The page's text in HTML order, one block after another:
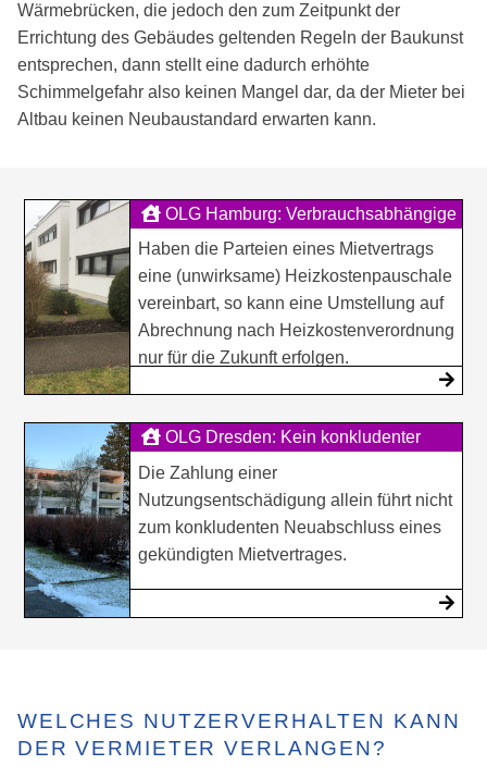
Wärmebrücken, die jedoch den zum Zeitpunkt der
Errichtung des Gebäudes geltenden Regeln der Baukunst
entsprechen, dann stellt eine dadurch erhöhte
Schimmelgefahr also keinen Mangel dar, da der Mieter bei
Altbau keinen Neubaustandard erwarten kann.
OLG Hamburg: Verbrauchsabhängige
Abrechnung bei Heizkostenpa...
Haben die Parteien eines Mietvertrags
eine (unwirksame) Heizkostenpauschale
vereinbart, so kann eine Umstellung auf
Abrechnung nach Heizkostenverordnung
nur für die Zukunft erfolgen.
OLG Dresden: Kein konkludenter
Mietvertrag nach Räumungsverl...
Die Zahlung einer
Nutzungsentschädigung allein führt nicht
zum konkludenten Neuabschluss eines
gekündigten Mietvertrages.
WELCHES NUTZERVERHALTEN KANN
DER VERMIETER VERLANGEN?